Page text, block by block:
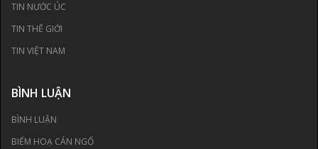
TIN NƯỚC ÚC
TIN THẾ GIỚI
TIN VIỆT NAM
BÌNH LUẬN
BÌNH LUẬN
BIẾM HOẠ CÁN NGỐ